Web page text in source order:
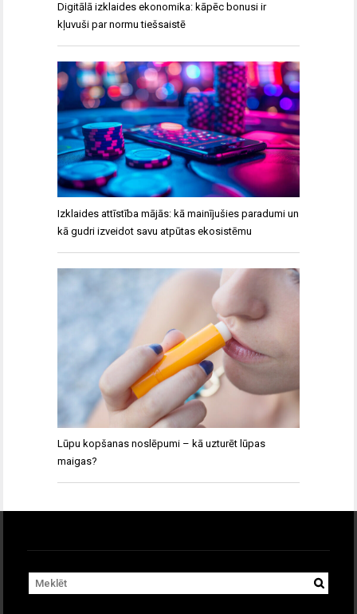
Digitālā izklaides ekonomika: kāpēc bonusi ir
kļuvuši par normu tiešsaistē
Izklaides attīstība mājās: kā mainījušies paradumi un
kā gudri izveidot savu atpūtas ekosistēmu
Lūpu kopšanas noslēpumi – kā uzturēt lūpas
maigas?